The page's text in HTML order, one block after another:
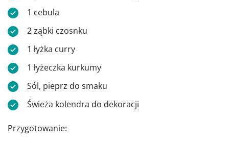
1 cebula
2 ząbki czosnku
1 łyżka curry
1 łyżeczka kurkumy
Sól, pieprz do smaku
Świeża kolendra do dekoracji
Przygotowanie: